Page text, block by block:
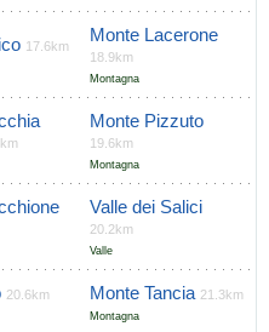
17.6km
Monte Lacerone
18.9km
Montagna
Monte Pizzuto
19.6km
Montagna
Valle dei Salici
20.2km
Valle
20.6km Monte Tancia 21.3km
Montagna